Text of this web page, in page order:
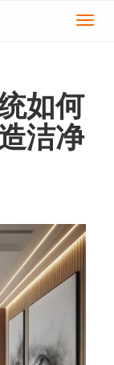
切
如何
洁净